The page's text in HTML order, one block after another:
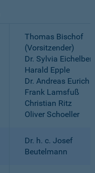
Thomas Bischof
(Vorsitzender)
Dr. Sylvia
Harald Epple
Dr. Andreas Eurich
Frank Lamsfuß
Christian Ritz
Oliver Schoeller
Dr. h. c. Josef
Beutelmann